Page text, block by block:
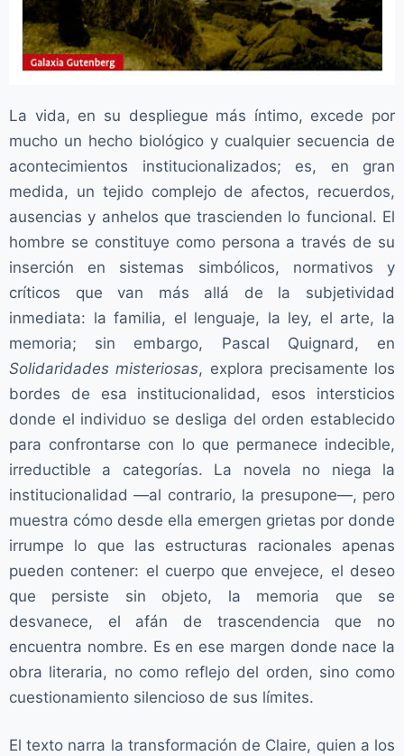
La vida, en su despliegue más íntimo, excede por
mucho un hecho biológico y cualquier secuencia de
acontecimientos institucionalizados; es, en gran
medida, un tejido complejo de afectos, recuerdos,
ausencias y anhelos que trascienden lo funcional. El
hombre se constituye como persona a través de su
inserción en sistemas simbólicos, normativos y
críticos que van más allá de la subjetividad
inmediata: la familia, el lenguaje, la ley, el arte, la
memoria; sin embargo, Pascal Quignard, en
Solidaridades misteriosas, explora precisamente los
bordes de esa institucionalidad, esos intersticios
donde el individuo se desliga del orden establecido
para confrontarse con lo que permanece indecible,
irreductible a categorías. La novela no niega la
institucionalidad —al contrario, la presupone—, pero
muestra cómo desde ella emergen grietas por donde
irrumpe lo que las estructuras racionales apenas
pueden contener: el cuerpo que envejece, el deseo
que persiste sin objeto, la memoria que se
desvanece, el afán de trascendencia que no
encuentra nombre. Es en ese margen donde nace la
obra literaria, no como reflejo del orden, sino como
cuestionamiento silencioso de sus límites.
El texto narra la transformación de Claire, quien a los